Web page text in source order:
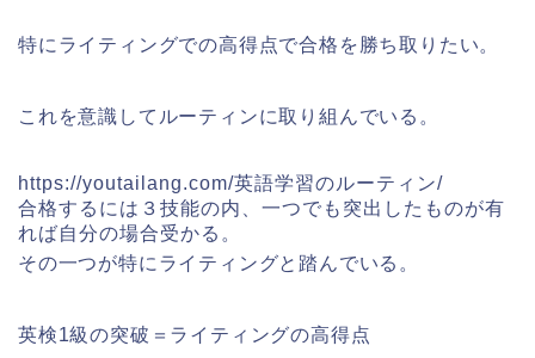
特にライティングでの高得点で合格を勝ち取りたい。
これを意識してルーティンに取り組んでいる。
https://youtailang.com/英語学習のルーティン/
合格するには３技能の内、一つでも突出したものが有
れば自分の場合受かる。
その一つが特にライティングと踏んでいる。
英検1級の突破＝ライティングの高得点